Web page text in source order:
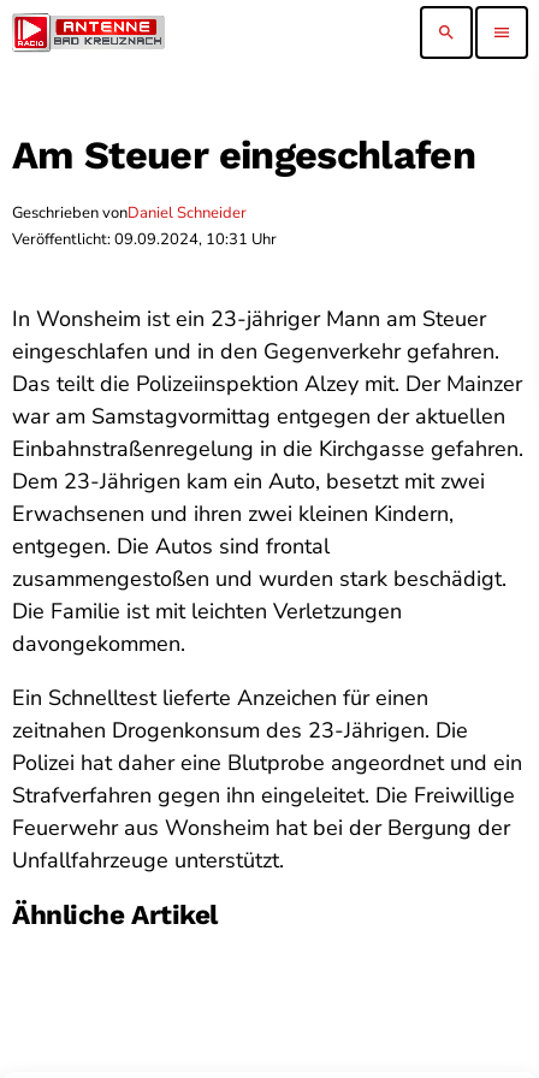
search menu
Am Steuer eingeschlafen
Geschrieben vonDaniel Schneider
Veröffentlicht: 09.09.2024, 10:31 Uhr
In Wonsheim ist ein 23-jähriger Mann am Steuer
eingeschlafen und in den Gegenverkehr gefahren.
Das teilt die Polizeiinspektion Alzey mit. Der Mainzer
war am Samstagvormittag entgegen der aktuellen
Einbahnstraßenregelung in die Kirchgasse gefahren.
Dem 23-Jährigen kam ein Auto, besetzt mit zwei
Erwachsenen und ihren zwei kleinen Kindern,
entgegen. Die Autos sind frontal
zusammengestoßen und wurden stark beschädigt.
Die Familie ist mit leichten Verletzungen
davongekommen.
Ein Schnelltest lieferte Anzeichen für einen
zeitnahen Drogenkonsum des 23-Jährigen. Die
Polizei hat daher eine Blutprobe angeordnet und ein
Strafverfahren gegen ihn eingeleitet. Die Freiwillige
Feuerwehr aus Wonsheim hat bei der Bergung der
Unfallfahrzeuge unterstützt.
Ähnliche Artikel